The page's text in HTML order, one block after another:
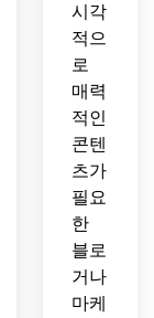
시각
적으
로
매력
적인
콘텐
츠가
필요
한
블로
거나
마케